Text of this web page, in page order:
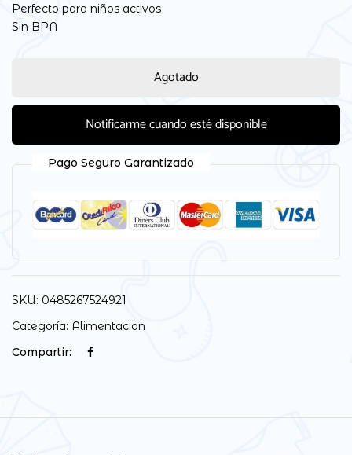
Perfecto para niños activos
Sin BPA
Agotado
Notificarme cuando esté disponible
Pago Seguro Garantizado
SKU: 0485267524921
Categoría: Alimentacion
Compartir: